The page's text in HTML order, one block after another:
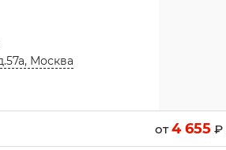
Москва
от4 655₽